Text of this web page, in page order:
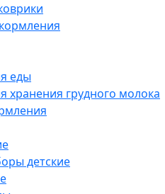
еды
хранения грудного молока
детские